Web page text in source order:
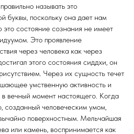
называть это
буквы, поскольку она дает нам
это состояние сознания не имеет
Это проявление
через человека как через
этого состояния сиддхи, он
Через их сущность течет
умственную активность и
вечный момент настоящего. Когда
созданный человеческим умом,
поверхностным. Мельчайшая
или камень, воспринимается как